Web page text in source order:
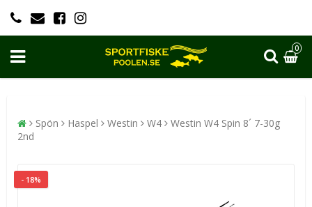
0
Spön Haspel Westin W4
Westin W4 Spin 8´ 7-30g
2nd
- 18%